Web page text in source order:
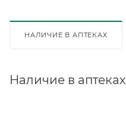
НАЛИЧИЕ В АПТЕКАХ
Наличие в аптеках